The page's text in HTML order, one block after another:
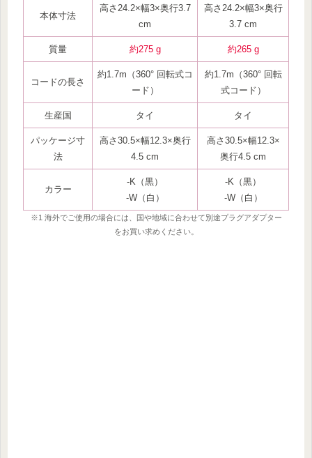
本体寸法
高さ24.2×幅3×奥行3.7
cm
高さ24.2×幅3×奥行
3.7 cm
質量 約275 g 約265 g
コードの長さ
約1.7m（360° 回転式コ
ード）
約1.7m（360° 回転
式コード）
生産国 タイ タイ
パッケージ寸
法
高さ30.5×幅12.3×奥行
4.5 cm
高さ30.5×幅12.3×
奥行4.5 cm
カラー
‐K（黒）
‐W（白）
‐K（黒）
‐W（白）
※1 海外でご使用の場合には、国や地域に合わせて別途プラグアダプター
をお買い求めください。